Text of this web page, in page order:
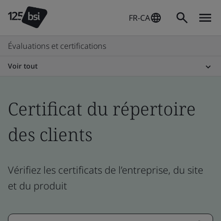
FR-CA
Évaluations et certifications
Voir tout
Certificat du répertoire
des clients
Vérifiez les certificats de l’entreprise, du site
et du produit